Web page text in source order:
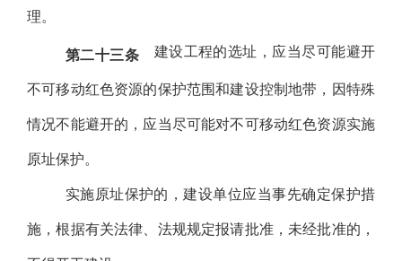
理。
第二十三条 建设工程的选址，应当尽可能避开
不可移动红色资源的保护范围和建设控制地带，因特殊
情况不能避开的，应当尽可能对不可移动红色资源实施
原址保护。
实施原址保护的，建设单位应当事先确定保护措
施，根据有关法律、法规规定报请批准，未经批准的，